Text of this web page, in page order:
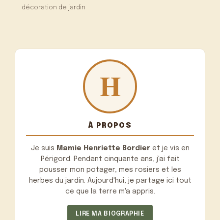
décoration de jardin
À PROPOS
Je suis Mamie Henriette Bordieret je vis en
Périgord. Pendant cinquante ans, j'ai fait
pousser mon potager, mes rosiers et les
herbes du jardin. Aujourd'hui, je partage ici tout
ce que la terre m'a appris.
LIRE MA BIOGRAPHIE